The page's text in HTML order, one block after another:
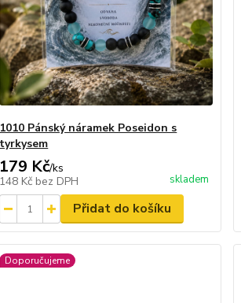
1010 Pánský náramek Poseidon s
tyrkysem
179 Kč/ks
148 Kč bez DPH skladem
Přidat do košíku
Doporučujeme